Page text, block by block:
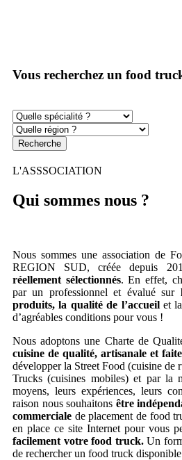
Vous recherchez un food
Recherche
L'ASSSOCIATION
Qui sommes nous ?
Nous sommes une association de
REGION SUD, créée depuis
réellement sélectionnés. En effet,
par un professionnel et évalué sur
produits, la qualité de l’accueilet la
d’agréables conditions pour vous !
Nous adoptons une Charte de
cuisine de qualité, artisanale et
développer la Street Food (cuisine de
Trucks (cuisines mobiles) et par la
moyens, leurs expériences, leurs
raison nous souhaitons être
commerciale de placement de food
en place ce site Internet pour vous
facilement votre food truck.Un
de rechercher un food truck